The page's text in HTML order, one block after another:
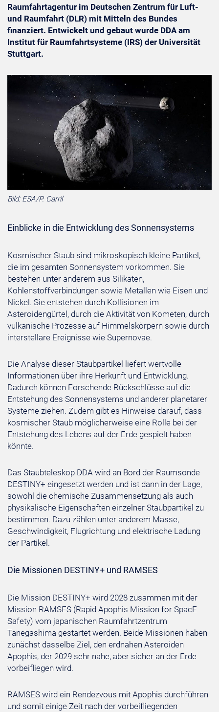
Raumfahrtagentur im Deutschen Zentrum für Luft-
und Raumfahrt (DLR) mit Mitteln des Bundes
finanziert. Entwickelt und gebaut wurde DDA am
Institut für Raumfahrtsysteme (IRS) der Universität
Stuttgart.
Bild: ESA/P. Carril
Einblicke in die Entwicklung des Sonnensystems
Kosmischer Staub sind mikroskopisch kleine Partikel,
die im gesamten Sonnensystem vorkommen. Sie
bestehen unter anderem aus Silikaten,
Kohlenstoffverbindungen sowie Metallen wie Eisen und
Nickel. Sie entstehen durch Kollisionen im
Asteroidengürtel, durch die Aktivität von Kometen, durch
vulkanische Prozesse auf Himmelskörpern sowie durch
interstellare Ereignisse wie Supernovae.
Die Analyse dieser Staubpartikel liefert wertvolle
Informationen über ihre Herkunft und Entwicklung.
Dadurch können Forschende Rückschlüsse auf die
Entstehung des Sonnensystems und anderer planetarer
Systeme ziehen. Zudem gibt es Hinweise darauf, dass
kosmischer Staub möglicherweise eine Rolle bei der
Entstehung des Lebens auf der Erde gespielt haben
könnte.
Das Staubteleskop DDA wird an Bord der Raumsonde
DESTINY+ eingesetzt werden und ist dann in der Lage,
sowohl die chemische Zusammensetzung als auch
physikalische Eigenschaften einzelner Staubpartikel zu
bestimmen. Dazu zählen unter anderem Masse,
Geschwindigkeit, Flugrichtung und elektrische Ladung
der Partikel.
Die Missionen DESTINY+ und RAMSES
Die Mission DESTINY+ wird 2028 zusammen mit der
Mission RAMSES (Rapid Apophis Mission for SpacE
Safety) vom japanischen Raumfahrtzentrum
Tanegashima gestartet werden. Beide Missionen haben
zunächst dasselbe Ziel, den erdnahen Asteroiden
Apophis, der 2029 sehr nahe, aber sicher an der Erde
vorbeifliegen wird.
RAMSES wird ein Rendezvous mit Apophis durchführen
und somit einige Zeit nach der vorbeifliegenden